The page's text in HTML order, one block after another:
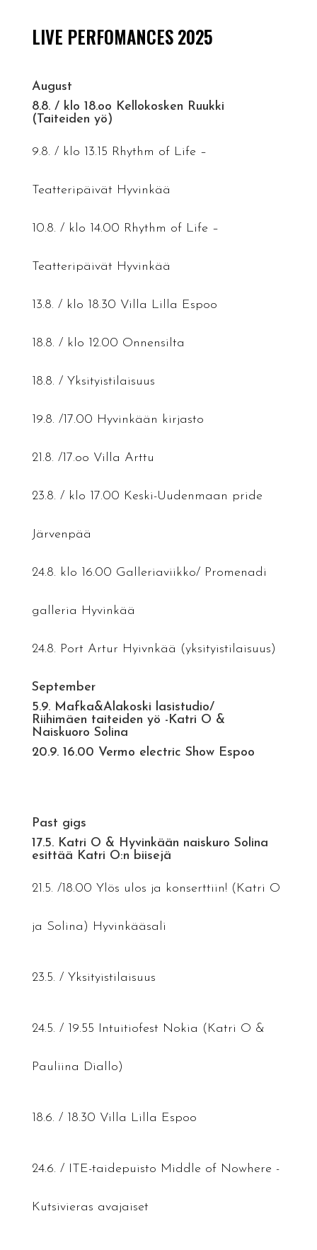
LIVE PERFOMANCES 2025
August
8.8. / klo 18.oo Kellokosken Ruukki
(Taiteiden yö)
9.8. / klo 13.15 Rhythm of Life –
Teatteripäivät Hyvinkää
10.8. / klo 14.00 Rhythm of Life –
Teatteripäivät Hyvinkää
13.8. / klo 18.30 Villa Lilla Espoo
18.8. / klo 12.00 Onnensilta
18.8. / Yksityistilaisuus
19.8. /17.00 Hyvinkään kirjasto
21.8. /17.oo Villa Arttu
23.8. / klo 17.00 Keski-Uudenmaan pride
Järvenpää
24.8. klo 16.00 Galleriaviikko/ Promenadi
galleria Hyvinkää
24.8. Port Artur Hyivnkää (yksityistilaisuus)
September
5.9. Mafka&Alakoski lasistudio/
Riihimäen taiteiden yö -Katri O &
Naiskuoro Solina
20.9. 16.00 Vermo electric Show Espoo
Past gigs
17.5. Katri O & Hyvinkään naiskuro Solina
esittää Katri O:n biisejä
21.5. /18.00 Ylös ulos ja konserttiin! (Katri O
ja Solina) Hyvinkääsali
23.5. / Yksityistilaisuus
24.5. / 19.55 Intuitiofest Nokia (Katri O &
Pauliina Diallo)
18.6. / 18.30 Villa Lilla Espoo
24.6. / ITE-taidepuisto Middle of Nowhere -
Kutsivieras avajaiset